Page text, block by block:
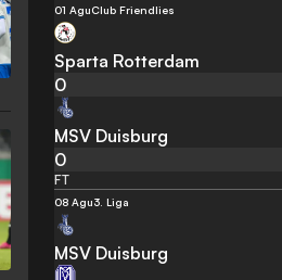
01 AguClub Friendlies
Sparta Rotterdam
0
MSV Duisburg
0
FT
08 Agu3. Liga
MSV Duisburg